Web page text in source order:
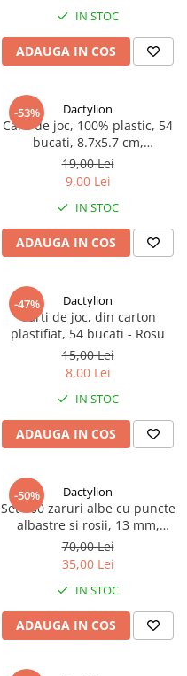
IN STOC
ADAUGA IN COS
-53% Dactylion
Carti de joc, 100% plastic, 54
bucati, 8.7x5.7 cm,
albastru/rosu, culoare
aleatorie
19,00 Lei
9,00 Lei
IN STOC
ADAUGA IN COS
-47% Dactylion
Carti de joc, din carton
plastifiat, 54 bucati - Rosu
15,00 Lei
8,00 Lei
IN STOC
ADAUGA IN COS
-50% Dactylion
Set 100 zaruri albe cu puncte
albastre si rosii, 13 mm,
pentru jocuri de societate sau
jocuri de noroc
70,00 Lei
35,00 Lei
IN STOC
ADAUGA IN COS